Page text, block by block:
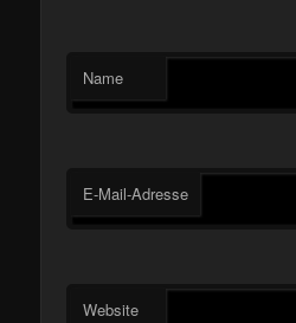
Name
E-Mail-Adresse
Website